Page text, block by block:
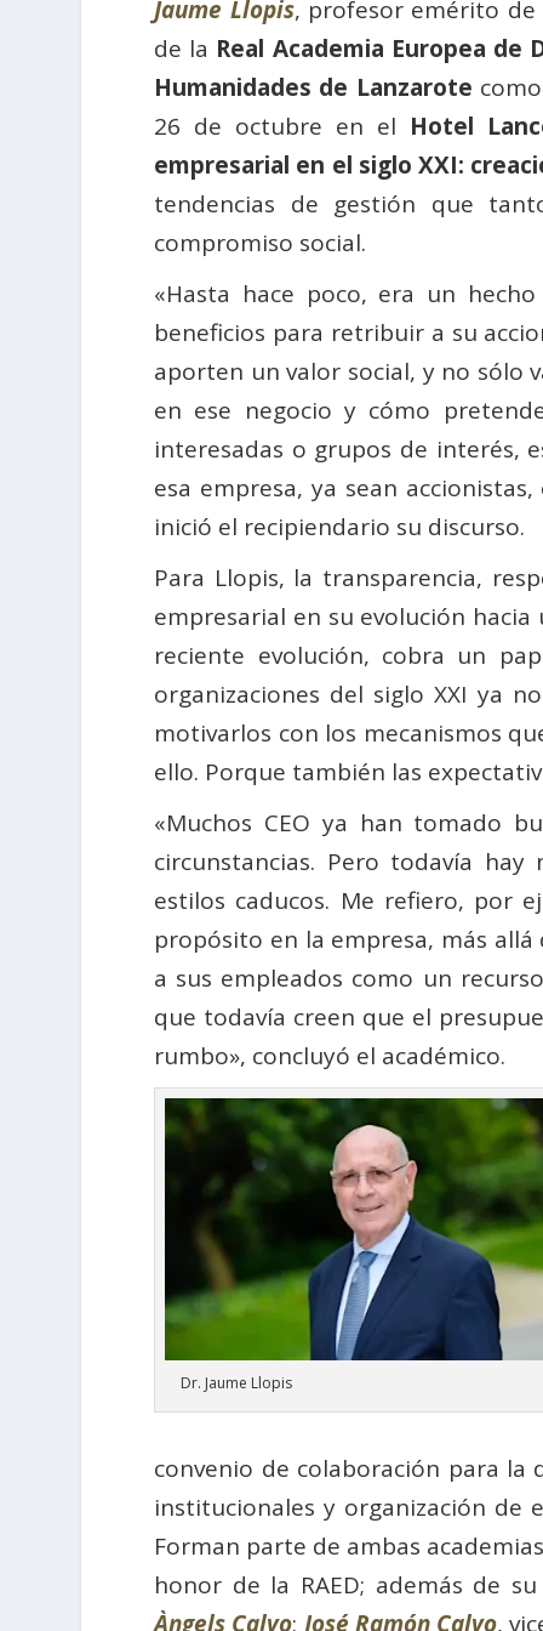
Jaume Llopis, profesor emérito de
de la Real Academia Europea de
Humanidades de Lanzarote
26 de octubre en el Hotel
empresarial en el siglo XXI:
tendencias de gestión que
compromiso social.
«Hasta hace poco, era un
beneficios para retribuir a su
aporten un valor social, y no sólo
en ese negocio y cómo
interesadas o grupos de interés,
esa empresa, ya sean
inició el recipiendario su discurso.
Para Llopis, la transparencia,
empresarial en su evolución
reciente evolución, cobra un
organizaciones del siglo XXI ya
motivarlos con los mecanismos
ello. Porque también las
«Muchos CEO ya han tomado
circunstancias. Pero todavía
estilos caducos. Me refiero, por
propósito en la empresa, más
a sus empleados como un
que todavía creen que el
rumbo», concluyó el académico.
Dr. Jaume Llopis
convenio de colaboración para
institucionales y organización de
Forman parte de ambas
honor de la RAED; además de
Àngels Calvo; José Ramón Calvo,